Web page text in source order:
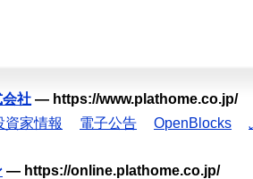
社 — https://www.plathome.co.jp/
資家情報 電子公告 OpenBlocks
— https://online.plathome.co.jp/